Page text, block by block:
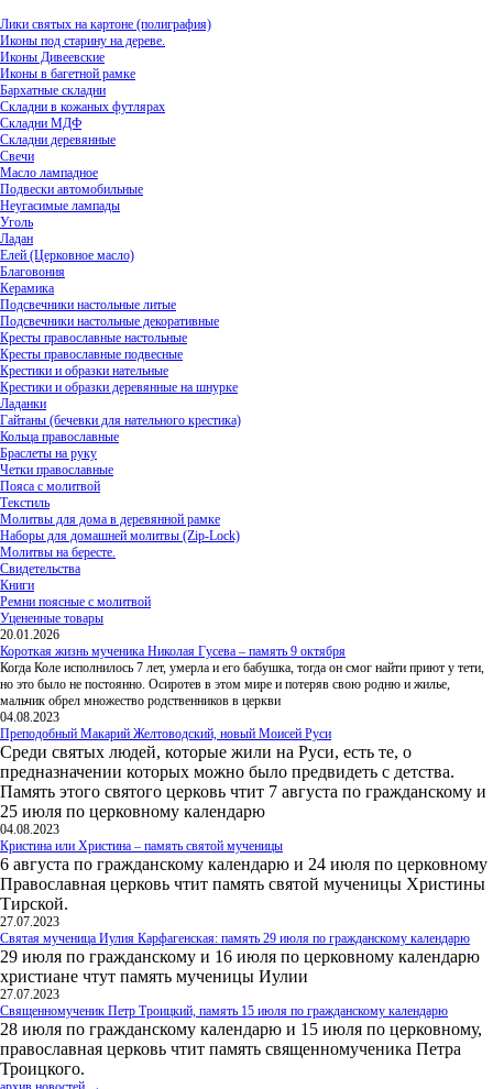
Лики святых на картоне (полиграфия)
Иконы под старину на дереве.
Иконы Дивеевские
Иконы в багетной рамке
Бархатные складни
Складни в кожаных футлярах
Складни МДФ
Складни деревянные
Свечи
Масло лампадное
Подвески автомобильные
Неугасимые лампады
Уголь
Ладан
Елей (Церковное масло)
Благовония
Керамика
Подсвечники настольные литые
Подсвечники настольные декоративные
Кресты православные настольные
Кресты православные подвесные
Крестики и образки нательные
Крестики и образки деревянные на шнурке
Ладанки
Гайтаны (бечевки для нательного крестика)
Кольца православные
Браслеты на руку
Четки православные
Пояса с молитвой
Текстиль
Молитвы для дома в деревянной рамке
Наборы для домашней молитвы (Zip-Lock)
Молитвы на бересте.
Свидетельства
Книги
Ремни поясные с молитвой
Уцененные товары
20.01.2026
Короткая жизнь мученика Николая Гусева – память 9 октября
Когда Коле исполнилось 7 лет, умерла и его бабушка, тогда он смог найти приют у тети,
но это было не постоянно. Осиротев в этом мире и потеряв свою родню и жилье,
мальчик обрел множество родственников в церкви
04.08.2023
Преподобный Макарий Желтоводский, новый Моисей Руси
Среди святых людей, которые жили на Руси, есть те, о
предназначении которых можно было предвидеть с детства.
Память этого святого церковь чтит 7 августа по гражданскому и
25 июля по церковному календарю
04.08.2023
Кристина или Христина – память святой мученицы
6 августа по гражданскому календарю и 24 июля по церковному
Православная церковь чтит память святой мученицы Христины
Тирской.
27.07.2023
Святая мученица Иулия Карфагенская: память 29 июля по гражданскому календарю
29 июля по гражданскому и 16 июля по церковному календарю
христиане чтут память мученицы Иулии
27.07.2023
Священномученик Петр Троицкий, память 15 июля по гражданскому календарю
28 июля по гражданскому календарю и 15 июля по церковному,
православная церковь чтит память священномученика Петра
Троицкого.